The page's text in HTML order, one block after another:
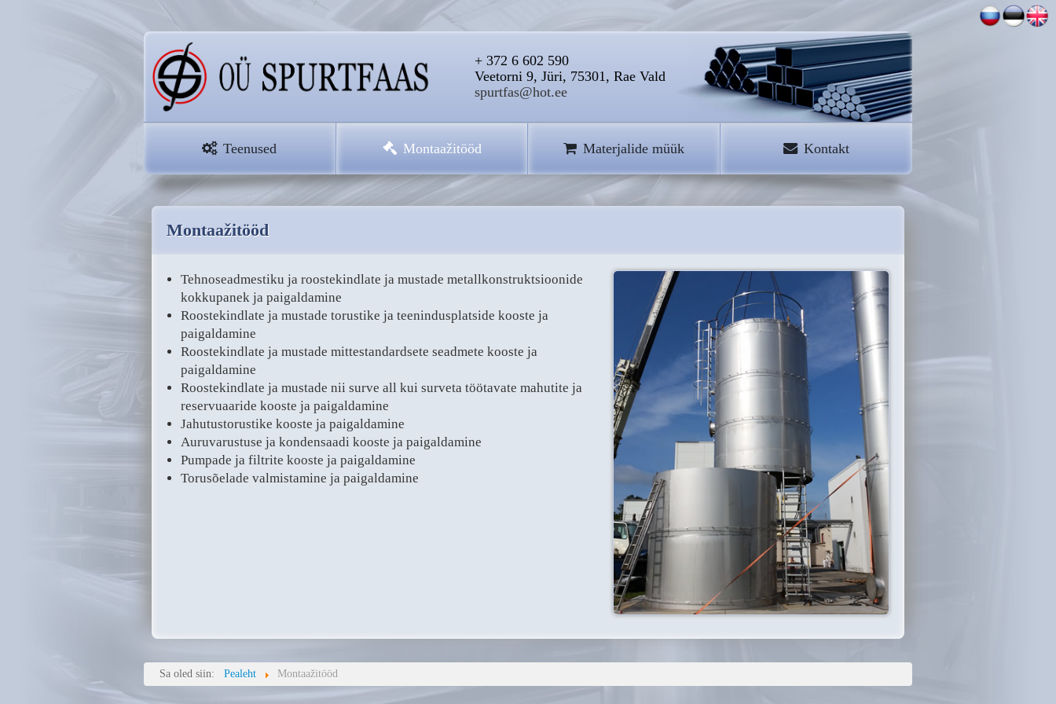
+ 372 6 602 590
Veetorni 9, Jüri, 75301, Rae Vald
spurtfas@hot.ee
Teenused Montaažitööd Materjalide müük Kontakt
Montaažitööd
Tehnoseadmestiku ja roostekindlate ja mustade metallkonstruktsioonide
kokkupanek ja paigaldamine
Roostekindlate ja mustade torustike ja teenindusplatside kooste ja
paigaldamine
Roostekindlate ja mustade mittestandardsete seadmete kooste ja
paigaldamine
Roostekindlate ja mustade nii surve all kui surveta töötavate mahutite ja
reservuaaride kooste ja paigaldamine
Jahutustorustike kooste ja paigaldamine
Auruvarustuse ja kondensaadi kooste ja paigaldamine
Pumpade ja filtrite kooste ja paigaldamine
Torusõelade valmistamine ja paigaldamine
Sa oled siin: Pealeht Montaažitööd